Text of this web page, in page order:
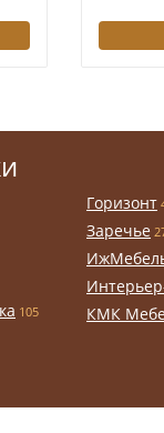
105
Горизонт
Заречье
КМК